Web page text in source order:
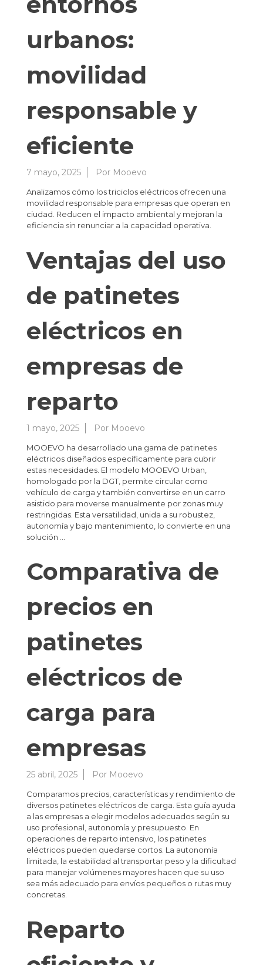
urbanos:
movilidad
responsable y
eficiente
7 mayo, 2025 Por Mooevo
Analizamos cómo los triciclos eléctricos ofrecen una
movilidad responsable para empresas que operan en
ciudad. Reducen el impacto ambiental y mejoran la
eficiencia sin renunciar a la capacidad operativa.
Ventajas del uso
de patinetes
eléctricos en
empresas de
reparto
1 mayo, 2025 Por Mooevo
MOOEVO ha desarrollado una gama de patinetes
eléctricos diseñados específicamente para cubrir
estas necesidades. El modelo MOOEVO Urban,
homologado por la DGT, permite circular como
vehículo de carga y también convertirse en un carro
asistido para moverse manualmente por zonas muy
restringidas. Esta versatilidad, unida a su robustez,
autonomía y bajo mantenimiento, lo convierte en una
solución …
Comparativa de
precios en
patinetes
eléctricos de
carga para
empresas
25 abril, 2025 Por Mooevo
Comparamos precios, características y rendimiento de
diversos patinetes eléctricos de carga. Esta guía ayuda
a las empresas a elegir modelos adecuados según su
uso profesional, autonomía y presupuesto. En
operaciones de reparto intensivo, los patinetes
eléctricos pueden quedarse cortos. La autonomía
limitada, la estabilidad al transportar peso y la dificultad
para manejar volúmenes mayores hacen que su uso
sea más adecuado para envíos pequeños o rutas muy
concretas.
Reparto